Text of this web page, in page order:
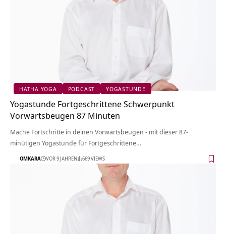
HATHA YOGA PODCAST YOGASTUNDE
Yogastunde Fortgeschrittene Schwerpunkt
Vorwärtsbeugen 87 Minuten
Mache Fortschritte in deinen Vorwärtsbeugen - mit dieser 87-
minütigen Yogastunde für Fortgeschrittene…
OMKARA VOR 9 JAHREN 669 VIEWS